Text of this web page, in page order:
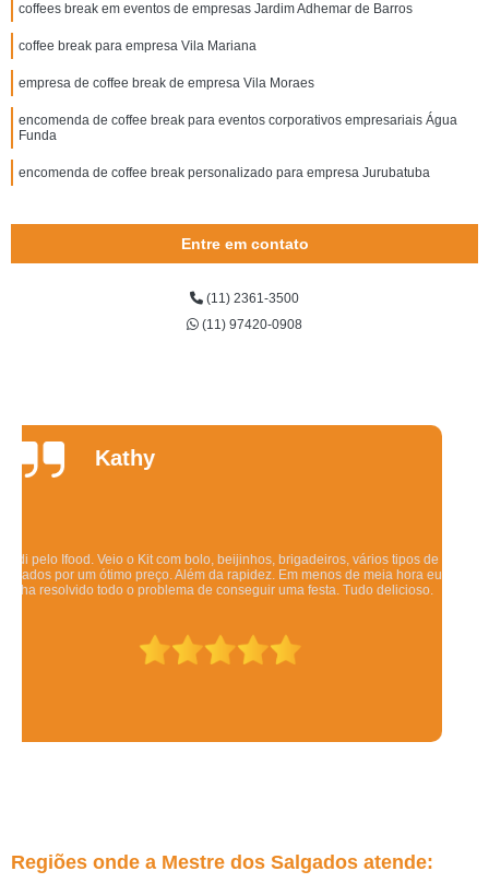
coffees break em eventos de empresas Jardim Adhemar de Barros
coffee break para empresa Vila Mariana
empresa de coffee break de empresa Vila Moraes
encomenda de coffee break para eventos corporativos empresariais Água
Funda
encomenda de coffee break personalizado para empresa Jurubatuba
Entre em contato
(11) 2361-3500
(11) 97420-0908
Os salgadinhos são maravilhosos. Dizem pra esquentar no forno mas eu
esquento no microondas pra ser rápido e mesmo assim ficam deliciosos.
Todo mundo q comeu gostou.
Regiões onde a Mestre dos Salgados atende: